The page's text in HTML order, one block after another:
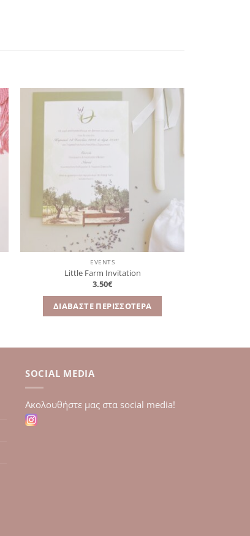
στην
EVENTS
Little Farm Invitation
3.50€
ΔΙΑΒΆΣΤΕ ΠΕΡΙΣΣΌΤΕΡΑ
SOCIAL MEDIA
Aκολουθήστε μας στα social media!